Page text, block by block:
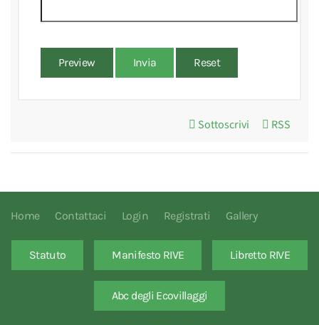
Preview Invia Reset
Sottoscrivi RSS
Home Contattaci Login Registrati Gallery
Statuto Manifesto RIVE Libretto RIVE
Abc degli Ecovillaggi